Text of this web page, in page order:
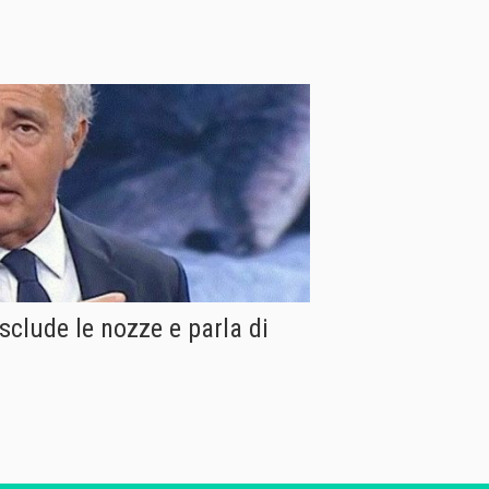
le nozze e parla di